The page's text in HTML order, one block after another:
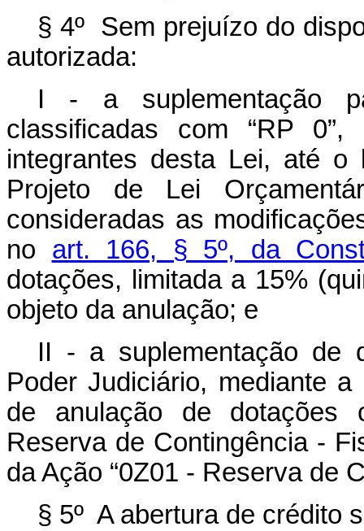
§ 4º Sem prejuízo do
autorizada:
I - a suplementação
classificadas com “RP
integrantes desta Lei, até
Projeto de Lei
consideradas as
no art. 166, § 5º, da
dotações, limitada a 15%
objeto da anulação; e
II - a suplementação de
Poder Judiciário, mediante
de anulação de dotações
Reserva de Contingência -
da Ação “0Z01 - Reserva de
§ 5º A abertura de crédito